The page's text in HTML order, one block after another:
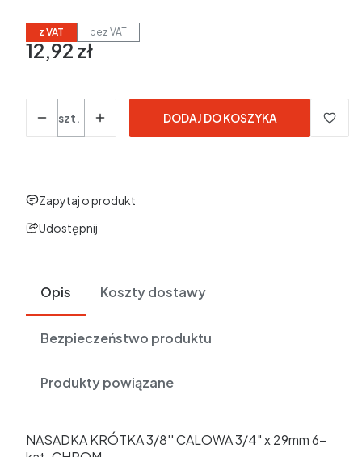
z VAT bez VAT
Cena
12,92 zł
w tym 23% VAT
w tym
szt.
DODAJ DO KOSZYKA
Zapytaj o produkt
Udostępnij
Opis Koszty dostawy
Bezpieczeństwo produktu
Produkty powiązane
NASADKA KRÓTKA 3/8'' CALOWA 3/4" x 29mm 6-